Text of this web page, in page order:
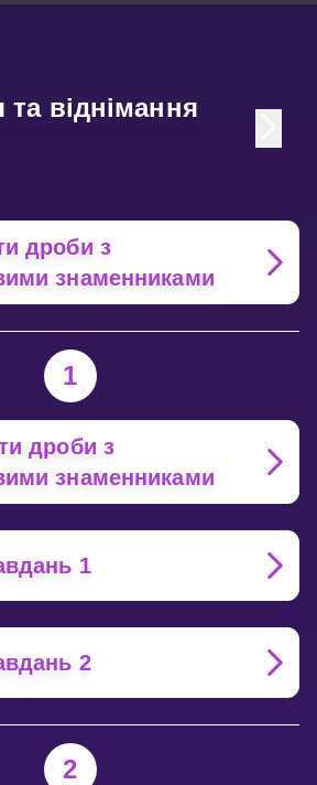
віднімання
дроби з
знаменниками
1
дроби з
знаменниками
1
2
2